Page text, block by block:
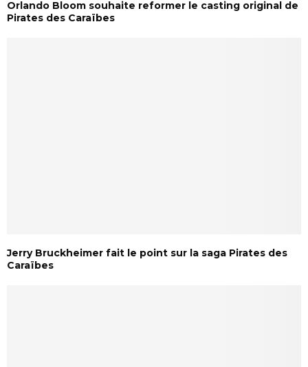
Orlando Bloom souhaite reformer le casting original de
Pirates des Caraïbes
Jerry Bruckheimer fait le point sur la saga Pirates des
Caraïbes